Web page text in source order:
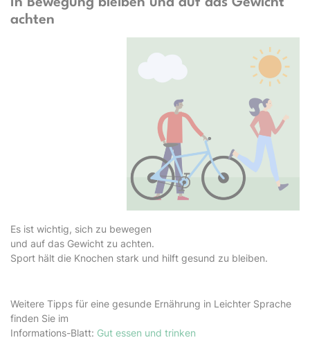
In Bewegung bleiben und auf das Gewicht
achten
Es ist wichtig, sich zu bewegen
und auf das Gewicht zu achten.
Sport hält die Knochen stark und hilft gesund zu bleiben.
Weitere Tipps für eine gesunde Ernährung in Leichter Sprache
finden Sie im
Informations-Blatt: Gut essen und trinken